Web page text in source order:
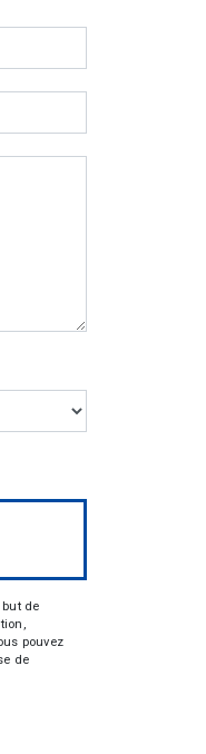
de
pouvez
de